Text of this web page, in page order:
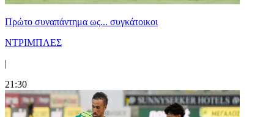
Πρώτο συναπάντημα ως... συγκάτοικοι
ΝΤΡΙΜΠΛΕΣ
|
21:30